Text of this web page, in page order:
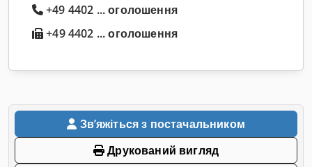
+49 4402 ... оголошення
+49 4402 ... оголошення
Звʼяжіться з постачальником
Друкований вигляд